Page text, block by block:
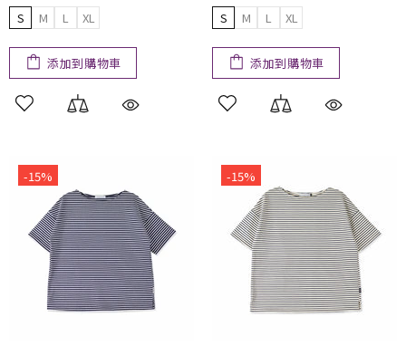
S M L XL
添加到購物車
S M L XL
添加到購物車
-15% -15%